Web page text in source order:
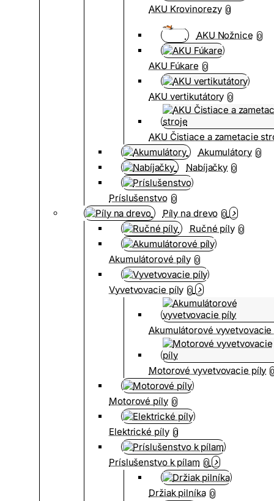
AKU Krovinorezy 0
AKU Nožnice 0
AKU Fúkare 0
AKU vertikutátory 0
AKU Čistiace a zametacie
Akumulátory 0
Nabíjačky 0
Príslušenstvo 0
Píly na drevo 0
Ručné píly 0
Akumulátorové píly 0
Vyvetvovacie píly 0
Akumulátorové
Motorové vyvetvovacie píly
Motorové píly 0
Elektrické píly 0
Príslušenstvo k pílam 0
Držiak pilníka 0